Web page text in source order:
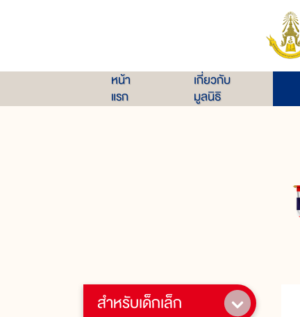
หน้า
แรก
เกี่ยวกับ
มูลนิธิ
สำหรับเด็กเล็ก